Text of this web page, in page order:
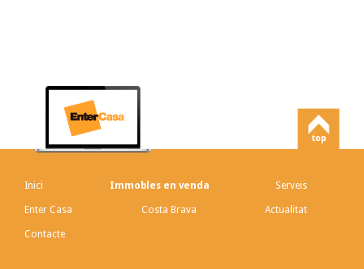
Inici Immobles en venda Serveis
Enter Casa Costa Brava Actualitat
Contacte